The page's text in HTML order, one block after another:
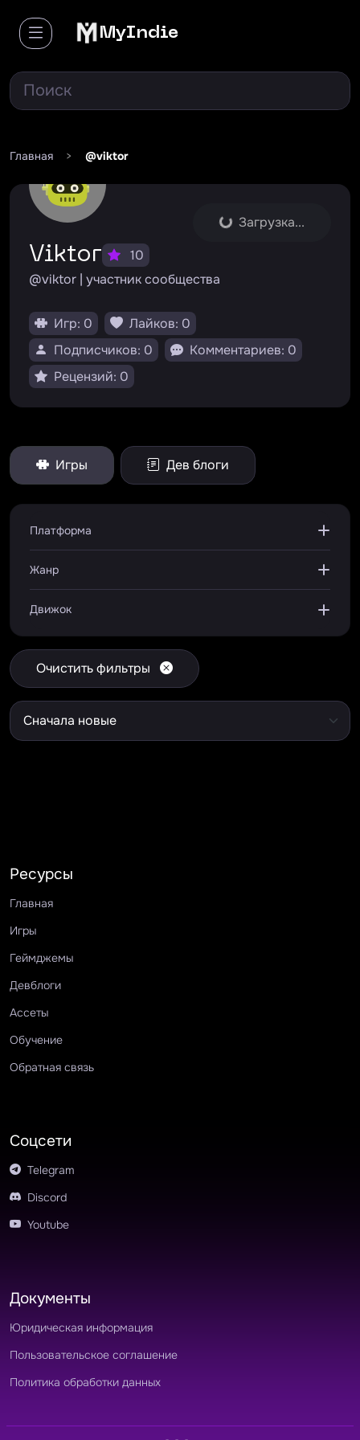
MyIndie
Главная > @viktor
Загрузка...
Viktor
10
@viktor | участник сообщества
Игр: 0
Лайков: 0
Подписчиков: 0
Комментариев: 0
Рецензий: 0
Игры Дев блоги
Платформа
Жанр
Движок
Очистить фильтры
Ресурсы
Главная
Игры
Геймджемы
Девблоги
Ассеты
Обучение
Обратная связь
Соцсети
Telegram
Discord
Youtube
Документы
Юридическая информация
Пользовательское соглашение
Политика обработки данных